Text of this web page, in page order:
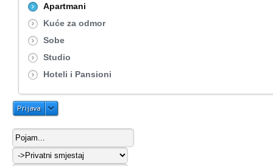
Apartmani
Kuće za odmor
Sobe
Studio
Hoteli i Pansioni
Prijava